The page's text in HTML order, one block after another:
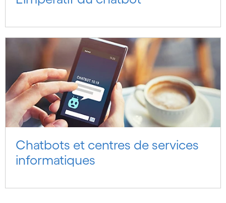
Chatbots et centres de services
informatiques